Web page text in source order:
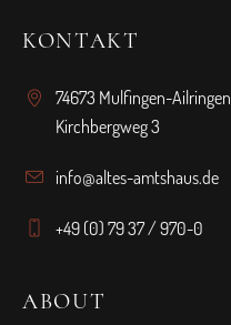
KONTAKT
74673 Mulfingen-Ailringen
Kirchbergweg 3
info@altes-amtshaus.de
+49 (0) 79 37 / 970-0
ABOUT